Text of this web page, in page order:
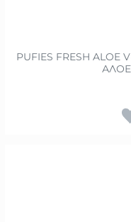
PUFIES FRESH